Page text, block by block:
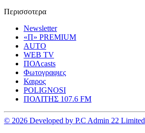
Περισσοτερα
Newsletter
«Π» PREMIUM
AUTO
WEB TV
ΠΟΛcasts
Φωτογραφιες
Καιρος
POLIGNOSI
ΠΟΛΙΤΗΣ 107.6 FM
© 2026 Developed by P.C Admin 22 Limited